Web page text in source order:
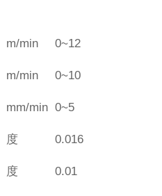
m/min 0~12
m/min 0~10
mm/min 0~5
度 0.016
度 0.01